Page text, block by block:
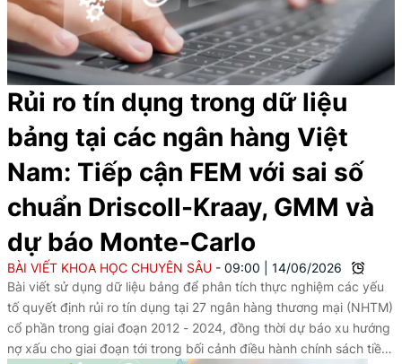
Rủi ro tín dụng trong dữ liệu
bảng tại các ngân hàng Việt
Nam: Tiếp cận FEM với sai số
chuẩn Driscoll-Kraay, GMM và
dự báo Monte-Carlo
BÀI VIẾT KHOA HỌC CHUYÊN SÂU 09:00
14/06/2026
Bài viết sử dụng dữ liệu bảng để phân tích thực nghiệm các yếu
tố quyết định rủi ro tín dụng tại 27 ngân hàng thương mại (NHTM)
cổ phần trong giai đoạn 2012 - 2024, đồng thời dự báo xu hướng
nợ xấu cho giai đoạn tới trong bối cảnh điều hành chính sách tiền